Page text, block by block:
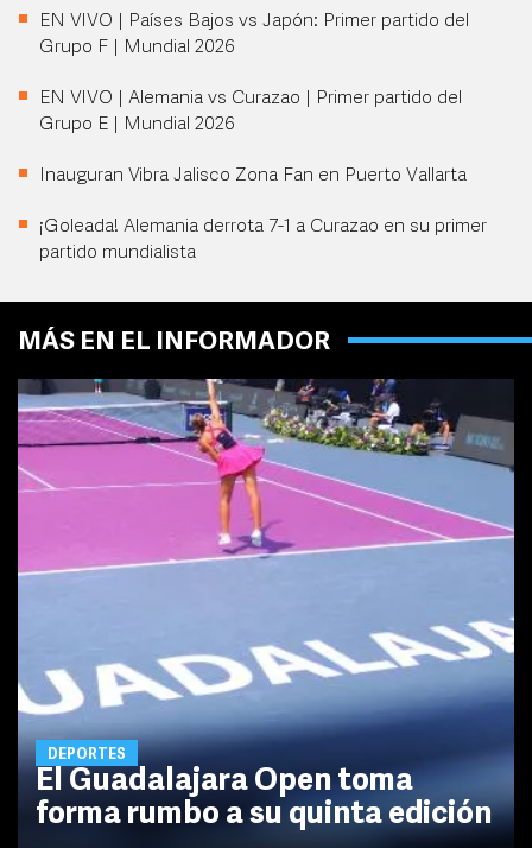
EN VIVO | Países Bajos vs Japón: Primer partido del
Grupo F | Mundial 2026
EN VIVO | Alemania vs Curazao | Primer partido del
Grupo E | Mundial 2026
Inauguran Vibra Jalisco Zona Fan en Puerto Vallarta
¡Goleada! Alemania derrota 7-1 a Curazao en su primer
partido mundialista
MÁS EN EL INFORMADOR
DEPORTES
El Guadalajara Open toma
forma rumbo a su quinta edición